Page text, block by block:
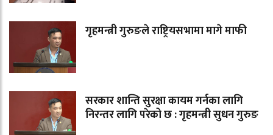
गृहमन्त्री गुरुङले राष्ट्रियसभामा मागे माफी
सरकार शान्ति सुरक्षा कायम गर्नका लागि
निरन्तर लागि परेको छ : गृहमन्त्री सुधन गुरुङ